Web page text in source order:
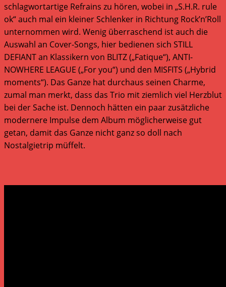
schlagwortartige Refrains zu hören, wobei in „S.H.R. rule
ok“ auch mal ein kleiner Schlenker in Richtung Rock’n’Roll
unternommen wird. Wenig überraschend ist auch die
Auswahl an Cover-Songs, hier bedienen sich STILL
DEFIANT an Klassikern von BLITZ („Fatique“), ANTI-
NOWHERE LEAGUE („For you“) und den MISFITS („Hybrid
moments“). Das Ganze hat durchaus seinen Charme,
zumal man merkt, dass das Trio mit ziemlich viel Herzblut
bei der Sache ist. Dennoch hätten ein paar zusätzliche
modernere Impulse dem Album möglicherweise gut
getan, damit das Ganze nicht ganz so doll nach
Nostalgietrip müffelt.